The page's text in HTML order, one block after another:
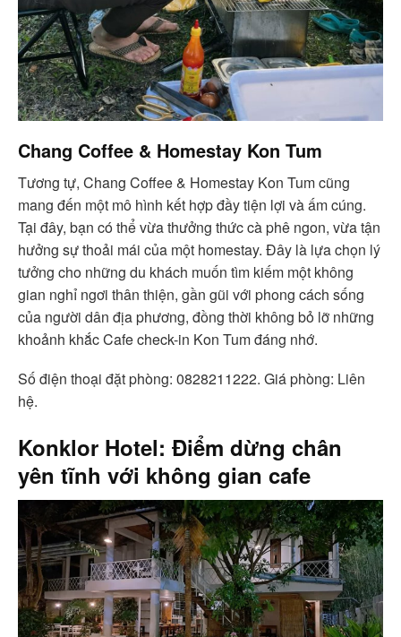
Chang Coffee & Homestay Kon Tum
Tương tự, Chang Coffee & Homestay Kon Tum cũng
mang đến một mô hình kết hợp đầy tiện lợi và ấm cúng.
Tại đây, bạn có thể vừa thưởng thức cà phê ngon, vừa tận
hưởng sự thoải mái của một homestay. Đây là lựa chọn lý
tưởng cho những du khách muốn tìm kiếm một không
gian nghỉ ngơi thân thiện, gần gũi với phong cách sống
của người dân địa phương, đồng thời không bỏ lỡ những
khoảnh khắc Cafe check-in Kon Tum đáng nhớ.
Số điện thoại đặt phòng: 0828211222. Giá phòng: Liên
hệ.
Konklor Hotel: Điểm dừng chân
yên tĩnh với không gian cafe